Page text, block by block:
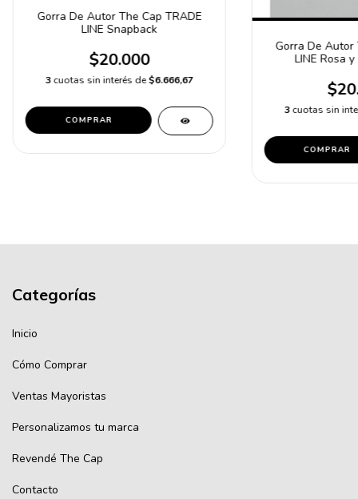
Gorra De Autor The Cap TRADE
LINE Snapback
$20.000
3cuotas sin interés de$6.666,67
COMPRAR
Gorra De Autor
LINE Rosa
3 cuotas sin
COMPRAR
Categorías
Inicio
Cómo Comprar
Ventas Mayoristas
Personalizamos tu marca
Revendé The Cap
Contacto